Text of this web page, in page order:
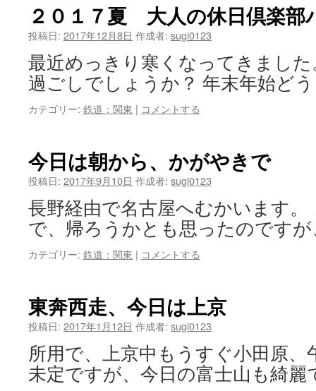
２０１７夏 大人の休日倶楽
投稿日: 2017年12月8日 作成者: sugi0123
最近めっきり寒くなってきまし
過ごしでしょうか？ 年末年始ど
カテゴリー: 鉄道：関東 | コメントする
今日は朝から、かがやきで
投稿日: 2017年9月10日 作成者: sugi0123
長野経由で名古屋へむかいます。
で、帰ろうかとも思ったのです
カテゴリー: 鉄道：関東 | コメントする
東奔西走、今日は上京
投稿日: 2017年1月12日 作成者: sugi0123
所用で、上京中もうすぐ小田原
未定ですが、今日の富士山も綺